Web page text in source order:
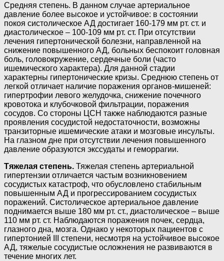
Средняя степень. В данном случае артериальное
давление более высокое и устойчивое: в состоянии
покоя систолическое АД достигает 160-179 мм рт. ст. и
диастолическое – 100-109 мм рт. ст. При отсутствии
лечения гипертонической болезни, направленной на
снижение повышенного АД, больных беспокоит головная
боль, головокружение, сердечные боли (часто
ишемического характера). Для данной стадии
характерны гипертонические кризы. Среднюю степень от
легкой отличает наличие поражения органов-мишеней:
гипертрофии левого желудочка, снижение почечного
кровотока и клубочковой фильтрации, поражения
сосудов. Со стороны ЦСН также наблюдаются разные
проявления сосудистой недостаточности, возможны
транзиторные ишемические атаки и мозговые инсульты.
На глазном дне при отсутствии лечения повышенного
давление образуются экссудаты и геморрагии.
Тяжелая степень. Тяжелая степень артериальной
гипертензии отличается частым возникновением
сосудистых катастроф, что обусловлено стабильным
повышенным АД и прогрессированием сосудистых
поражений. Систолическое артериальное давление
поднимается выше 180 мм рт. ст., диастолическое – выше
110 мм рт. ст. Наблюдаются поражения почек, сердца,
глазного дна, мозга. Однако у некоторых пациентов с
гипертонией III степени, несмотря на устойчивое высокое
АД, тяжелые сосудистые осложнения не развиваются в
течение многих лет.